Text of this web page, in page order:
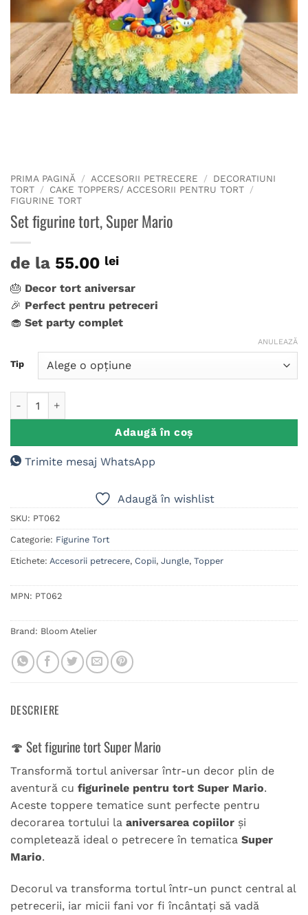
PRIMA PAGINĂ / ACCESORII PETRECERE / DECORATIUNI
TORT / CAKE TOPPERS/ ACCESORII PENTRU TORT /
FIGURINE TORT
Set figurine tort, Super Mario
de la 55.00 lei
🎂 Decor tort aniversar
🎉 Perfect pentru petreceri
🧁 Set party complet
Tip
ANULEAZĂ
Adaugă în coș
Trimite mesaj WhatsApp
Adaugă în wishlist
SKU: PT062
Categorie: Figurine Tort
Etichete: Accesorii petrecere, Copii, Jungle, Topper
MPN: PT062
Brand: Bloom Atelier
DESCRIERE
🍄 Set figurine tort Super Mario
Transformă tortul aniversar într-un decor plin de
aventură cu figurinele pentru tort Super Mario.
Aceste toppere tematice sunt perfecte pentru
decorarea tortului la aniversarea copiilor și
completează ideal o petrecere în tematica Super
Mario.
Decorul va transforma tortul într-un punct central al
petrecerii, iar micii fani vor fi încântați să vadă